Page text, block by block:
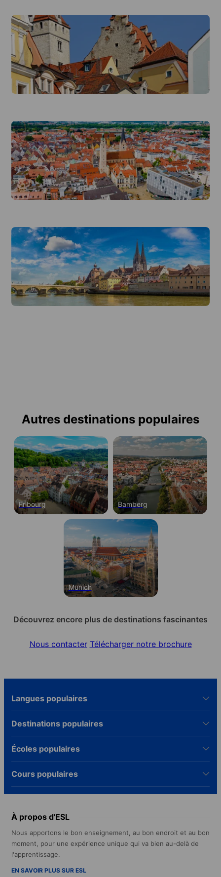
Autres destinations populaires
Fribourg Bamberg
Munich
Découvrez encore plus de destinations fascinantes
Nous contacter Télécharger notre brochure
Langues populaires
Destinations populaires
Écoles populaires
Cours populaires
À propos d'ESL
Nous apportons le bon enseignement, au bon endroit et au bon
moment, pour une expérience unique qui va bien au-delà de
l'apprentissage.
EN SAVOIR PLUS SUR ESL